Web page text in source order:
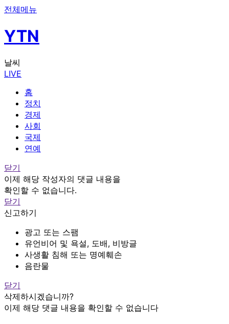
전체메뉴
YTN
날씨
LIVE
홈
정치
경제
사회
국제
연예
닫기
이제 해당 작성자의 댓글 내용을
확인할 수 없습니다.
닫기
신고하기
광고 또는 스팸
유언비어 및 욕설, 도배, 비방글
사생활 침해 또는 명예훼손
음란물
닫기
삭제하시겠습니까?
이제 해당 댓글 내용을 확인할 수 없습니다